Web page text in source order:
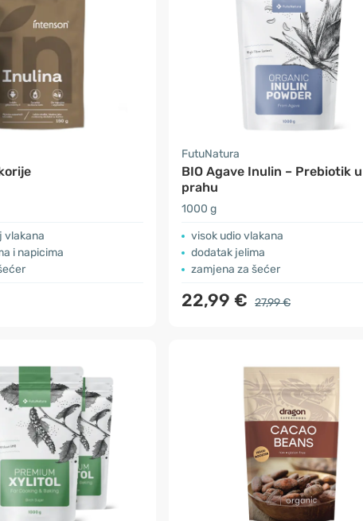
vlakana
i napicima
FutuNatura
BIO Agave Inulin – Prebiotik u
prahu
1000 g
visok udio vlakana
dodatak jelima
zamjena za šećer
22,99 € 27,99 €